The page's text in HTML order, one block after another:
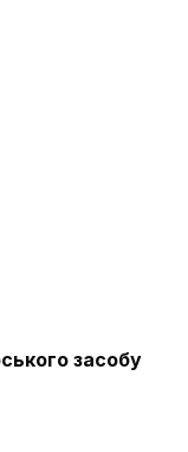
засобу